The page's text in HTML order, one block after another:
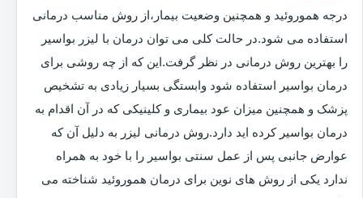
درجه هموروئید و همچنین وضعیت بیمار،از روش مناسب درمانی
استفاده می شود.در حالت کلی می توان درمان با لیزر بواسیر
را بهترین روش درمانی در نظر گرفت.این که از چه روشی برای
درمان بواسیر استفاده شود وابستگی بسیار زیادی به تشخیص
پزشک و همچنین میزان عود بیماری و کلینیکی که در آن اقدام به
درمان بواسیر کرده اید دارد.روش درمانی لیزر به دلیل آن که
عوارض جانبی پس از عمل سنتی بواسیر را با خود به همراه
ندارد یکی از روش های نوین برای درمان هموروئید شناخته می